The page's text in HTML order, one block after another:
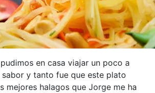
en casa viajar un poco a
sabor y tanto fue que este plato
mejores halagos que Jorge me ha